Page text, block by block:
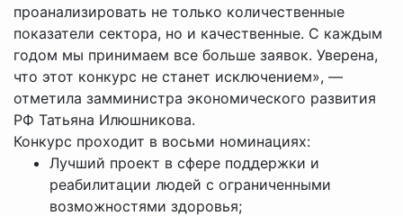
проанализировать не только количественные
показатели сектора, но и качественные. С каждым
годом мы принимаем все больше заявок. Уверена,
что этот конкурс не станет исключением», —
отметила замминистра экономического развития
РФ Татьяна Илюшникова.
Конкурс проходит в восьми номинациях:
Лучший проект в сфере поддержки и
реабилитации людей с ограниченными
возможностями здоровья;